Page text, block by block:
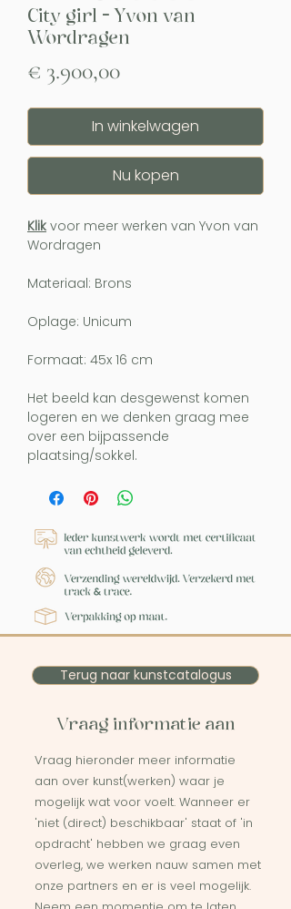
City girl - Yvon van
Wordragen
€ 3.900,00Prijs
In winkelwagen
Nu kopen
Klik voor meer werken van Yvon van
Wordragen
Materiaal: Brons
Oplage: Unicum
Formaat: 45x 16 cm
Het beeld kan desgewenst komen
logeren en we denken graag mee
over een bijpassende
plaatsing/sokkel.
Terug naar kunstcatalogus
Vraag informatie aan
Vraag hieronder meer informatie
aan over kunst(werken) waar je
mogelijk wat voor voelt. Wanneer er
'niet (direct) beschikbaar' staat of 'in
opdracht' hebben we graag even
overleg, we werken nauw samen met
onze partners en er is veel mogelijk.